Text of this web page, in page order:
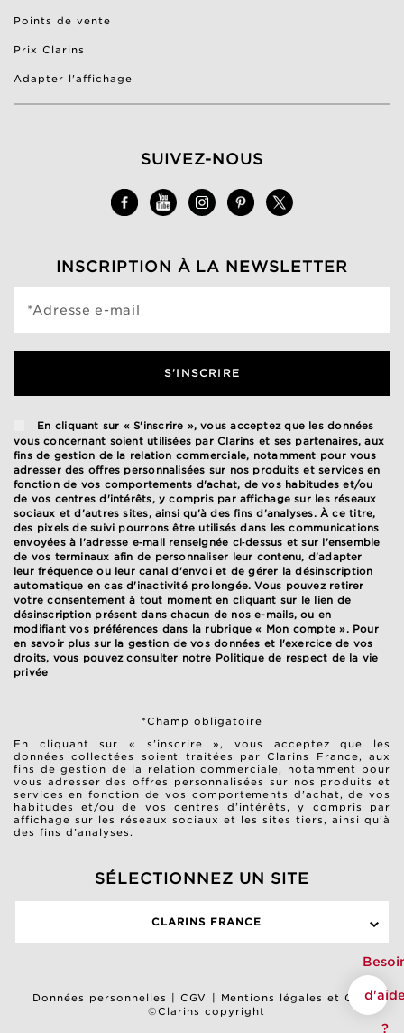
Points de vente
Prix Clarins
Adapter l'affichage
SUIVEZ-NOUS
INSCRIPTION À LA NEWSLETTER
*Adresse e-mail
S'INSCRIRE
En cliquant sur « S'inscrire », vous acceptez que les données
vous concernant soient utilisées par Clarins et ses partenaires, aux
fins de gestion de la relation commerciale, notamment pour vous
adresser des offres personnalisées sur nos produits et services en
fonction de vos comportements d'achat, de vos habitudes et/ou
de vos centres d'intérêts, y compris par affichage sur les réseaux
sociaux et d'autres sites, ainsi qu'à des fins d'analyses. À ce titre,
des pixels de suivi pourrons être utilisés dans les communications
envoyées à l'adresse e‑mail renseignée ci‑dessus et sur l'ensemble
de vos terminaux afin de personnaliser leur contenu, d'adapter
leur fréquence ou leur canal d'envoi et de gérer la désinscription
automatique en cas d'inactivité prolongée. Vous pouvez retirer
votre consentement à tout moment en cliquant sur le lien de
désinscription présent dans chacun de nos e-mails, ou en
modifiant vos préférences dans la rubrique « Mon compte ». Pour
en savoir plus sur la gestion de vos données et l'exercice de vos
droits, vous pouvez consulter notre Politique de respect de la vie
privée
*Champ obligatoire
En cliquant sur « s’inscrire », vous acceptez que les
données collectées soient traitées par Clarins France, aux
fins de gestion de la relation commerciale, notamment pour
vous adresser des offres personnalisées sur nos produits et
services en fonction de vos comportements d’achat, de vos
habitudes et/ou de vos centres d’intérêts, y compris par
affichage sur les réseaux sociaux et les sites tiers, ainsi qu’à
des fins d’analyses.
SÉLECTIONNEZ UN SITE
CLARINS FRANCE
Données personnelles CGV
Mentions légales et CGU
©Clarins copyright
?